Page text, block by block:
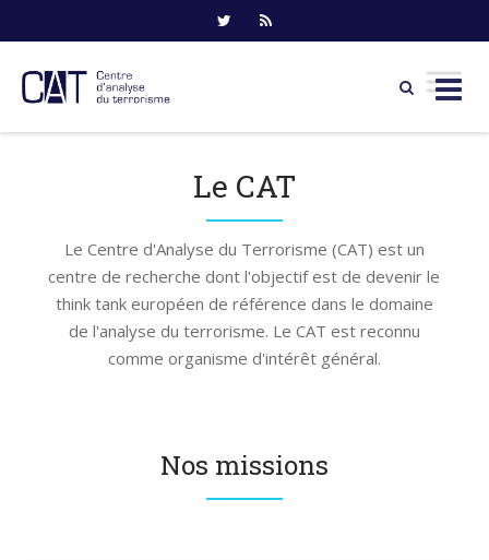
Le CAT
Le Centre d'Analyse du Terrorisme (CAT) est un
centre de recherche dont l'objectif est de devenir le
think tank européen de référence dans le domaine
de l'analyse du terrorisme. Le CAT est reconnu
comme organisme d'intérêt général.
Nos missions